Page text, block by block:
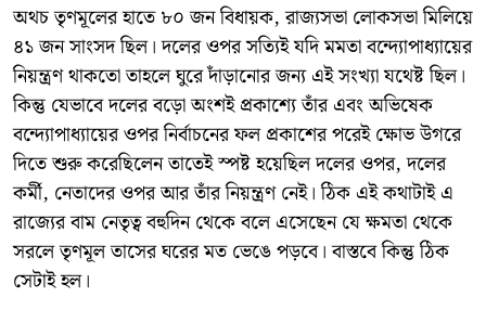
অথচ তৃণমূলের হাতে ৮০ জন বিধায়ক, রাজ্যসভা লোকসভা মিলিয়ে
৪১ জন সাংসদ ছিল। দলের ওপর সত্যিই যদি মমতা বন্দ্যোপাধ্যায়ের
নিয়ন্ত্রণ থাকতো তাহলে ঘুরে দাঁড়ানোর জন্য এই সংখ্যা যথেষ্ট ছিল।
কিন্তু যেভাবে দলের বড়ো অংশই প্রকাশ্যে তাঁর এবং অভিষেক
বন্দ্যোপাধ্যায়ের ওপর নির্বাচনের ফল প্রকাশের পরেই ক্ষোভ উগরে
দিতে শুরু করেছিলেন তাতেই স্পষ্ট হয়েছিল দলের ওপর, দলের
কর্মী, নেতাদের ওপর আর তাঁর নিয়ন্ত্রণ নেই। ঠিক এই কথাটাই এ
রাজ্যের বাম নেতৃত্ব বহুদিন থেকে বলে এসেছেন যে ক্ষমতা থেকে
সরলে তৃণমূল তাসের ঘরের মত ভেঙে পড়বে। বাস্তবে কিন্তু ঠিক
সেটাই হল।